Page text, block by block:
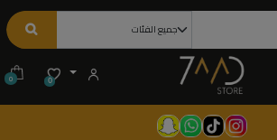
0
0